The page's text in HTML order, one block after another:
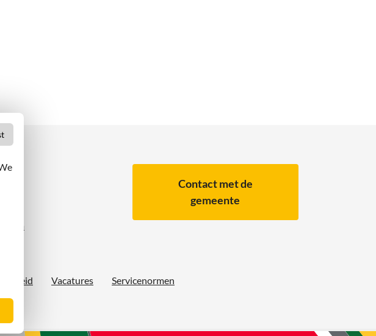
Contact met de
gemeente
Vacatures
Servicenormen